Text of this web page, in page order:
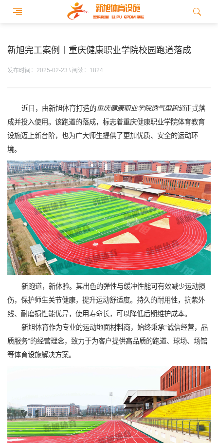
新旭完工案例丨重庆健康职业学院校园跑道落成
发布时间：2025-02-23 \ 阅读：1824
近日，由新旭体育打造的重庆健康职业学院透气型跑道正式落
成并投入使用。该跑道的落成，标志着重庆健康职业学院体育教育
设施迈上新台阶，也为广大师生提供了更加优质、安全的运动环
境。
新跑道，新体验。其出色的弹性与缓冲性能可有效减少运动损
伤，保护师生关节健康，提升运动舒适度。持久的耐用性，抗紫外
线、耐磨损性能优异，使用寿命长，可以降低后期维护成本。
新旭体育作为专业的运动地面材料商，始终秉承“诚信经营，品
质服务”的经营理念，致力于为客户提供高品质的跑道、球场、场馆
等体育设施解决方案。